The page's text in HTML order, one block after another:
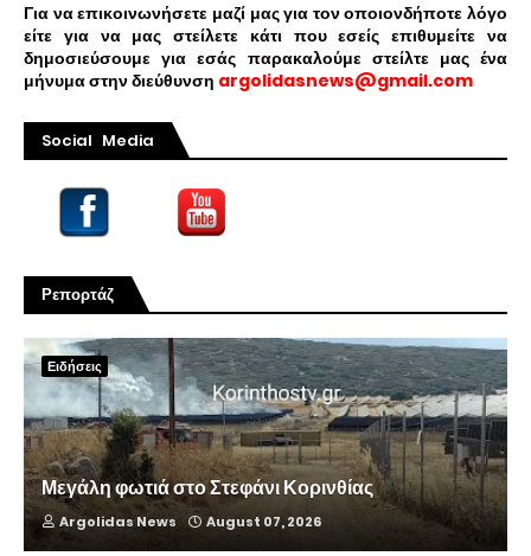
Για να επικοινωνήσετε μαζί μας για τον οποιονδήποτε λόγο
είτε για να μας στείλετε κάτι που εσείς επιθυμείτε να
δημοσιεύσουμε για εσάς παρακαλούμε στείλτε μας ένα
μήνυμα στην διεύθυνση argolidasnews@gmail.com
Social Media
Ρεπορτάζ
Ειδήσεις
Μεγάλη φωτιά στο Στεφάνι Κορινθίας
Argolidas News August 07, 2026